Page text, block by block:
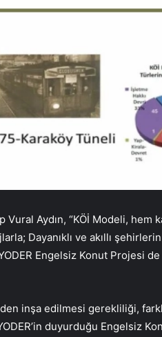
Aydın, “KÖİ Modeli, hem
Dayanıklı ve akıllı
Engelsiz Konut Projesi
inşa edilmesi gerekliliği,
duyurduğu Engelsiz